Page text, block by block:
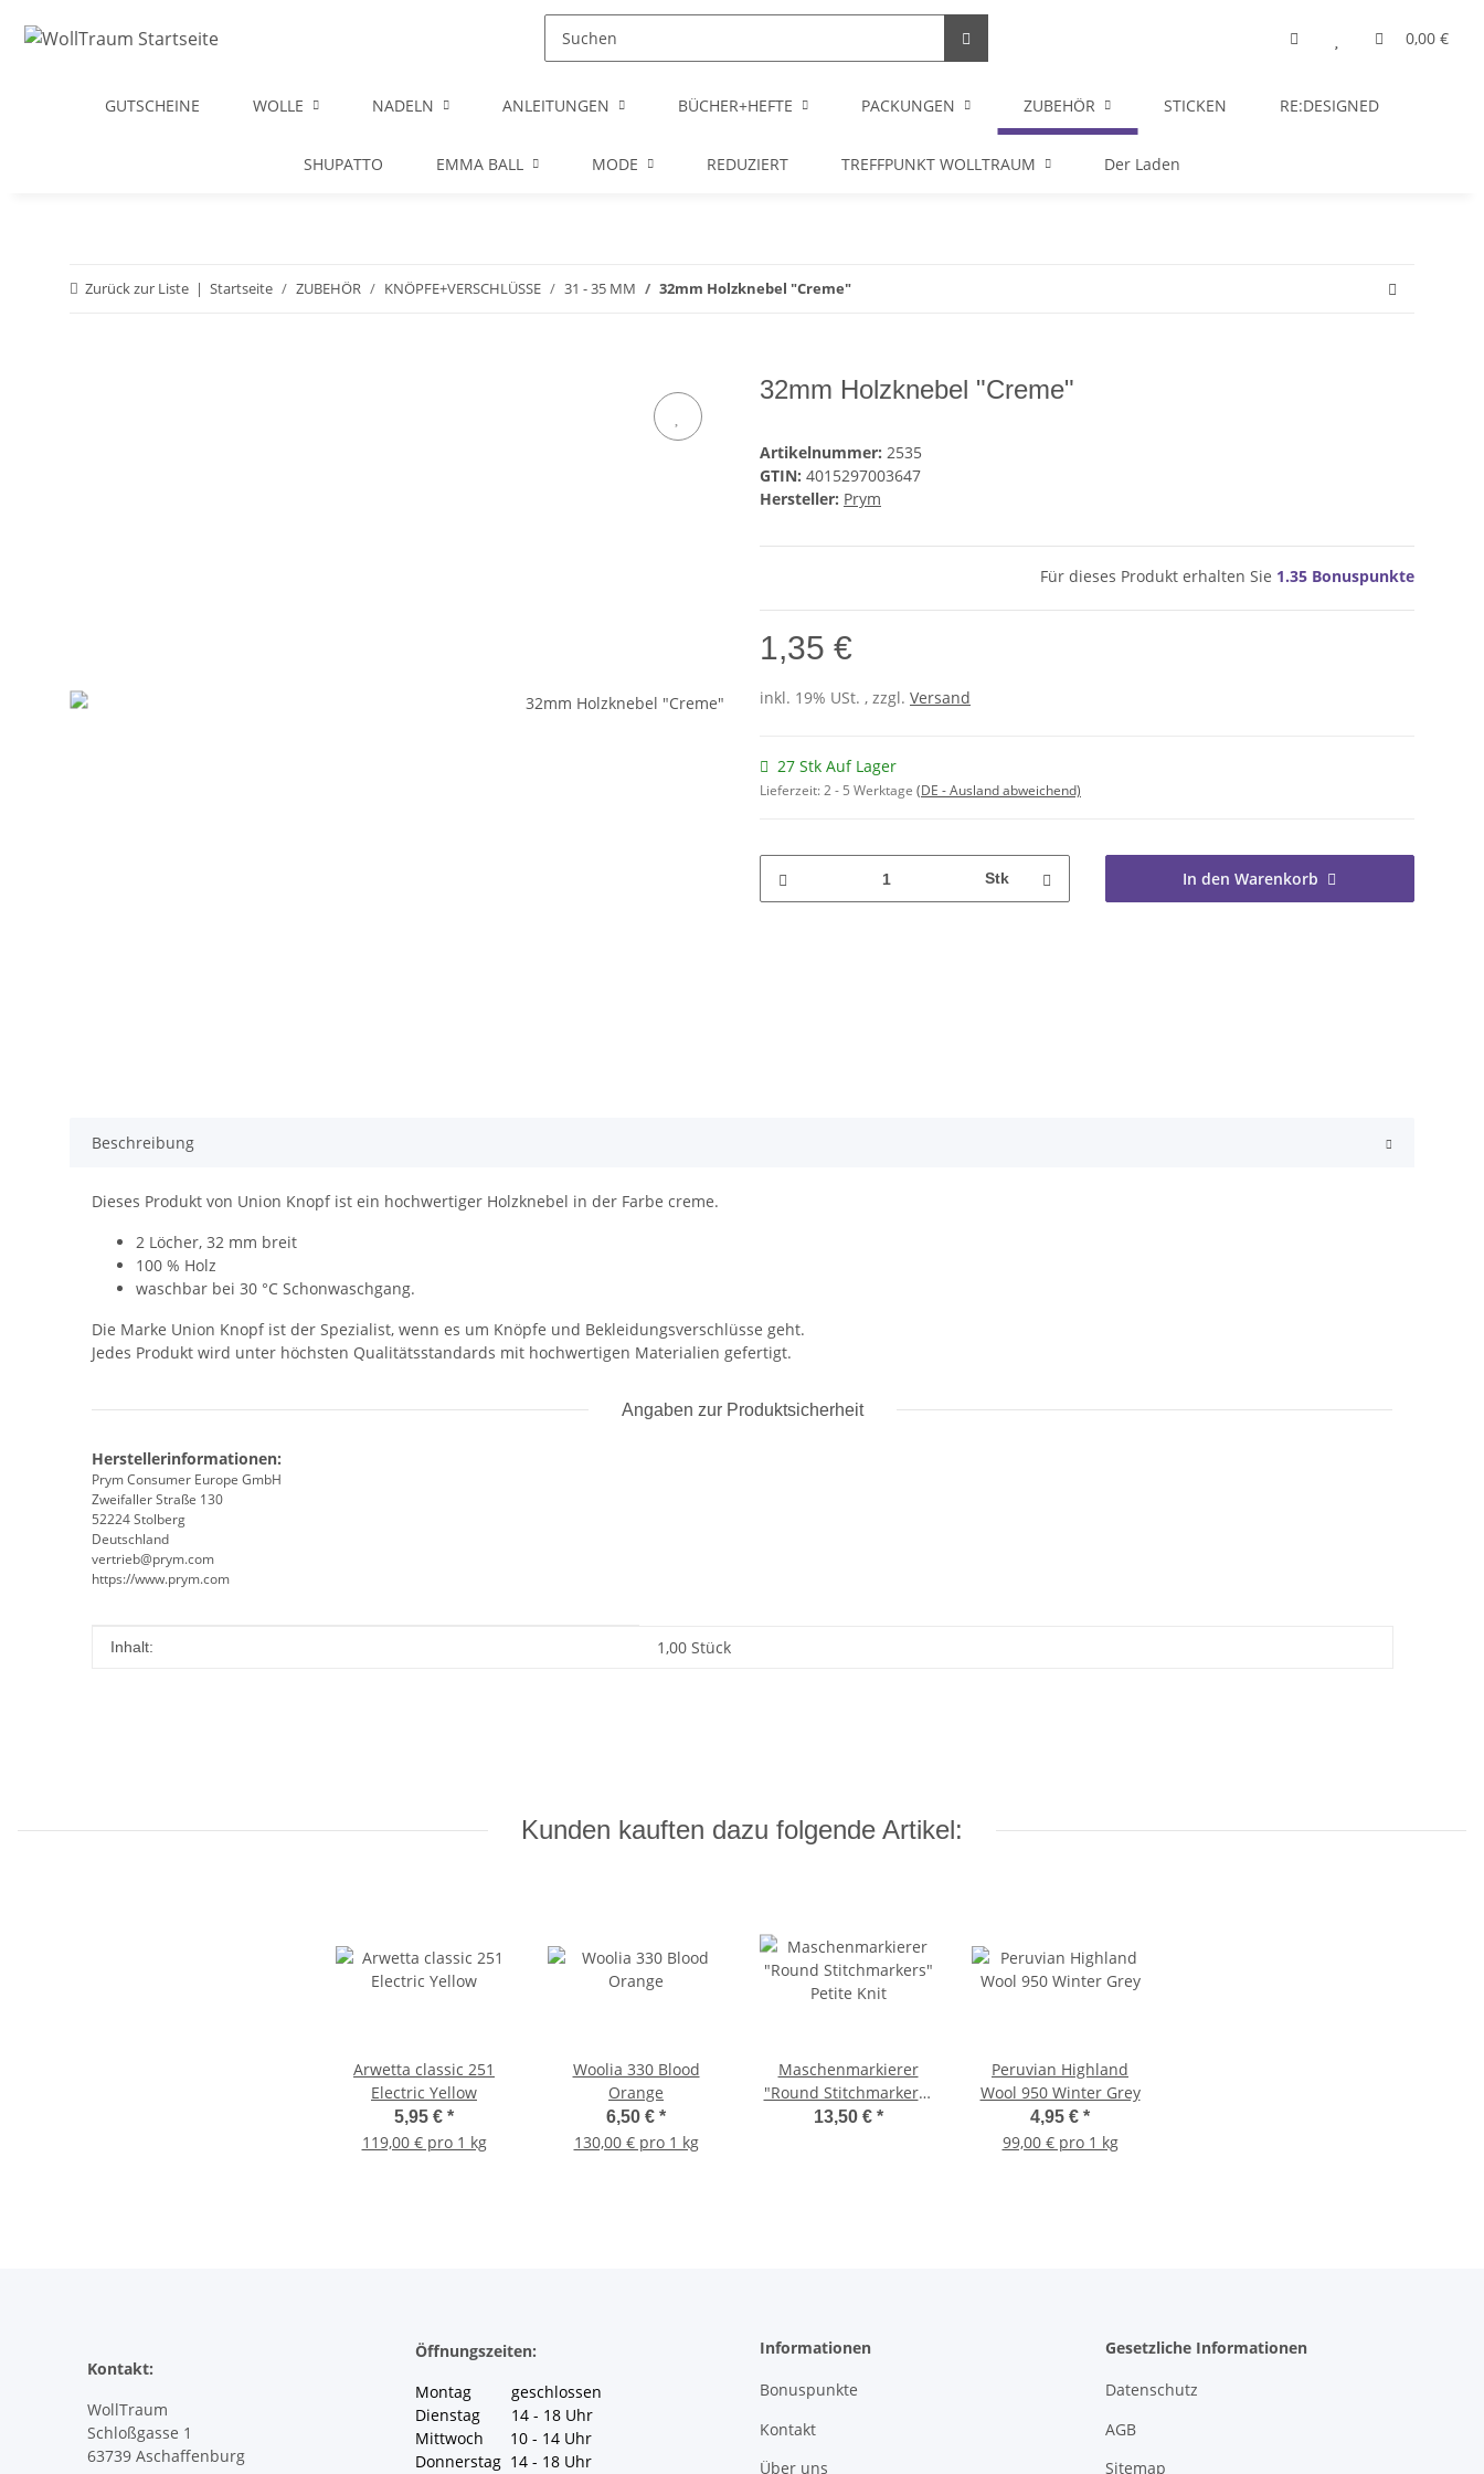
0,00 €
GUTSCHEINE WOLLE NADELN ANLEITUNGEN BÜCHER+HEFTE PACKUNGEN ZUBEHÖR STICKEN RE:DESIGNED
SHUPATTO EMMA BALL MODE REDUZIERT TREFFPUNKT WOLLTRAUM Der Laden
Zurück zur Liste Startseite ZUBEHÖR KNÖPFE+VERSCHLÜSSE 31 - 35 MM 32mm Holzknebel "Creme"
32mm Holzknebel "Creme"
Artikelnummer: 2535
GTIN: 4015297003647
Hersteller: Prym
Für dieses Produkt erhalten Sie 1.35 Bonuspunkte
1,35 €
inkl. 19% USt. , zzgl. Versand
27 Stk Auf Lager
Lieferzeit:2 - 5 Werktage (DE - Ausland abweichend)
Stk In den Warenkorb
Beschreibung
Dieses Produkt von Union Knopf ist ein hochwertiger Holzknebel in der Farbe creme.
2 Löcher, 32 mm breit
100 % Holz
waschbar bei 30 °C Schonwaschgang.
Die Marke Union Knopf ist der Spezialist, wenn es um Knöpfe und Bekleidungsverschlüsse geht.
Jedes Produkt wird unter höchsten Qualitätsstandards mit hochwertigen Materialien gefertigt.
Angaben zur Produktsicherheit
Herstellerinformationen:
Prym Consumer Europe GmbH
Zweifaller Straße 130
52224 Stolberg
Deutschland
vertrieb@prym.com
https://www.prym.com
Produkteigenschaft
Wert
Inhalt: 1,00 Stück
Kunden kauften dazu folgende Artikel:
Arwetta classic 251
Electric Yellow
5,95 € *
119,00 € pro 1 kg
Woolia 330 Blood
Orange
6,50 € *
130,00 € pro 1 kg
Maschenmarkierer
"Round Stitchmarkers"
Petite Knit
13,50 € *
Peruvian Highland
Wool 950 Winter Grey
4,95 € *
99,00 € pro 1 kg
Kontakt:
WollTraum
Schloßgasse 1
63739 Aschaffenburg
Öffnungszeiten:
Montag geschlossen
Dienstag 14 - 18 Uhr
Mittwoch 10 - 14 Uhr
Donnerstag 14 - 18 Uhr
Informationen
Bonuspunkte
Kontakt
Über uns
Gesetzliche Informationen
Datenschutz
AGB
Sitemap